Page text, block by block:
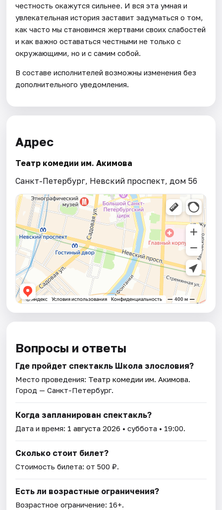
честность окажутся сильнее. И вся эта умная и
увлекательная история заставит задуматься о том,
как часто мы становимся жертвами своих слабостей
и как важно оставаться честными не только с
окружающими, но и с самим собой.
В составе исполнителей возможны изменения без
дополнительного уведомления.
Адрес
Театр комедии им. Акимова
Санкт-Петербург, Невский проспект, дом 56
Вопросы и ответы
Где пройдет спектакль Школа злословия?
Место проведения: Театр комедии им. Акимова.
Город — Санкт-Петербург.
Когда запланирован спектакль?
Дата и время: 1 августа 2026 • суббота • 19:00.
Сколько стоит билет?
Стоимость билета: от 500 ₽.
Есть ли возрастные ограничения?
Возрастное ограничение: 16+.